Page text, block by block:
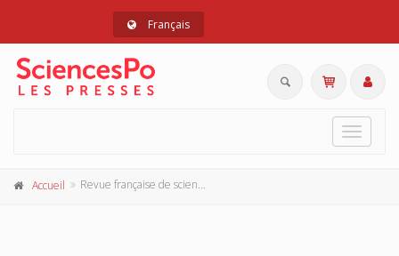
Français
Toggle
Accueil Revue française de science politique 50 - 2, avril 2000